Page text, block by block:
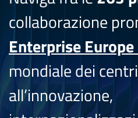
collaborazione
Enterprise
mondiale dei
all’innovazione,